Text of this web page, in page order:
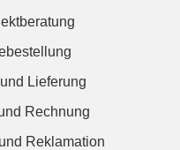
Lieferung
Rechnung
Reklamation